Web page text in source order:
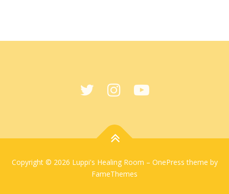
Copyright © 2026 Luppi's Healing Room – OnePress theme by
FameThemes